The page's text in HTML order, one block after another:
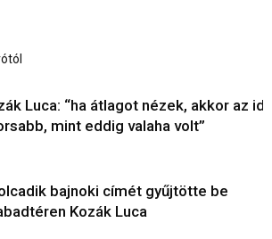
Luca: “ha átlagot nézek, akkor az
mint eddig valaha volt”
bajnoki címét gyűjtötte be
Kozák Luca